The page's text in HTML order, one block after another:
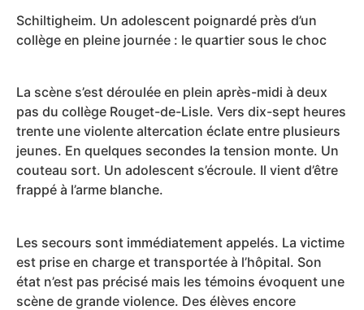
Schiltigheim. Un adolescent poignardé près d’un
collège en pleine journée : le quartier sous le choc
La scène s’est déroulée en plein après-midi à deux
pas du collège Rouget-de-Lisle. Vers dix-sept heures
trente une violente altercation éclate entre plusieurs
jeunes. En quelques secondes la tension monte. Un
couteau sort. Un adolescent s’écroule. Il vient d’être
frappé à l’arme blanche.
Les secours sont immédiatement appelés. La victime
est prise en charge et transportée à l’hôpital. Son
état n’est pas précisé mais les témoins évoquent une
scène de grande violence. Des élèves encore